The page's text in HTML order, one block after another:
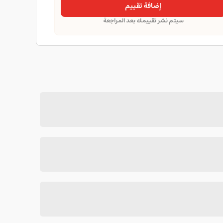
إضافة تقييم
سيتم نشر تقييمك بعد المراجعة